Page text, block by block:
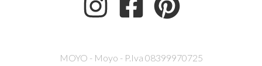
MOYO - Moyo - P.Iva 08399970725